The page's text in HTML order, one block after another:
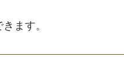
ます。